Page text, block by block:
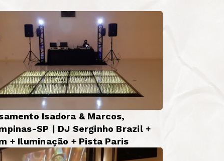
Isadora & Marcos,
SP | DJ Serginho Brazil +
+ Iluminação + Pista Paris